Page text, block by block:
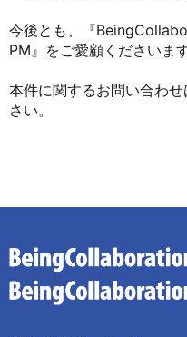
今後とも、『
PM』をご愛顧くださいま
本件に関するお問い合わせ
さい。